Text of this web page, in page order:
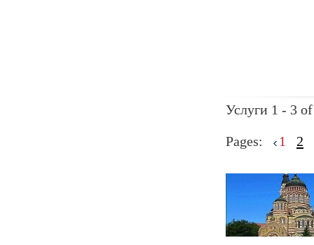
Услуги 1 - 3
Pages: 1 2